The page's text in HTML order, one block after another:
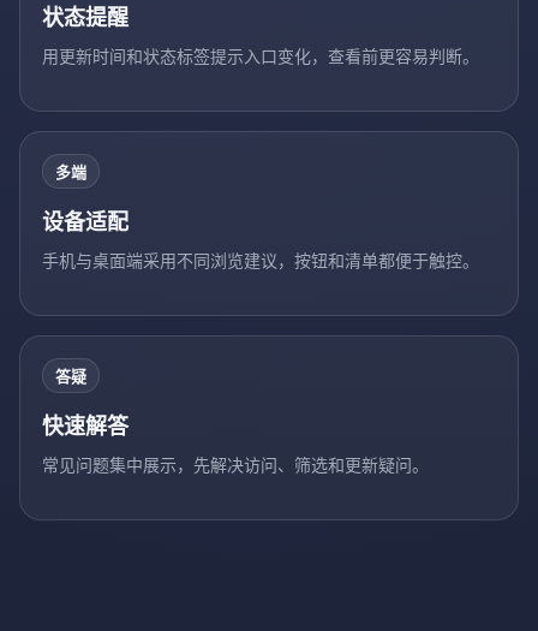
状态提醒
用更新时间和状态标签提示入口变化，查看前更容易判断。
多端
设备适配
手机与桌面端采用不同浏览建议，按钮和清单都便于触控。
答疑
快速解答
常见问题集中展示，先解决访问、筛选和更新疑问。